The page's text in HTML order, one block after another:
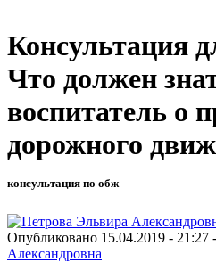
Консультация
Что должен
воспитатель о
дорожного
консультация по обж
Опубликовано 15.04.2019 - 21:27 -
Александровна